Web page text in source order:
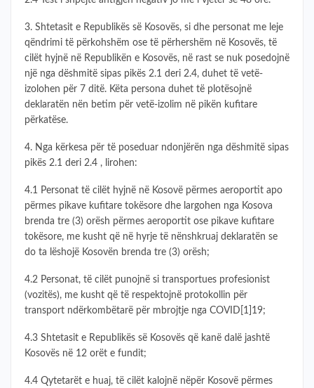
3. Shtetasit e Republikës së Kosovës, si dhe personat me leje
qëndrimi të përkohshëm ose të përhershëm në Kosovës, të
cilët hyjnë në Republikën e Kosovës, në rast se nuk posedojnë
një nga dëshmitë sipas pikës 2.1 deri 2.4, duhet të vetë-
izolohen për 7 ditë. Këta persona duhet të plotësojnë
deklaratën nën betim për vetë-izolim në pikën kufitare
përkatëse.
4. Nga kërkesa për të poseduar ndonjërën nga dëshmitë sipas
pikës 2.1 deri 2.4 , lirohen:
4.1 Personat të cilët hyjnë në Kosovë përmes aeroportit apo
përmes pikave kufitare tokësore dhe largohen nga Kosova
brenda tre (3) orësh përmes aeroportit ose pikave kufitare
tokësore, me kusht që në hyrje të nënshkruaj deklaratën se
do ta lëshojë Kosovën brenda tre (3) orësh;
4.2 Personat, të cilët punojnë si transportues profesionist
(vozitës), me kusht që të respektojnë protokollin për
transport ndërkombëtarë për mbrojtje nga COVID[1]19;
4.3 Shtetasit e Republikës së Kosovës që kanë dalë jashtë
Kosovës në 12 orët e fundit;
4.4 Qytetarët e huaj, të cilët kalojnë nëpër Kosovë përmes